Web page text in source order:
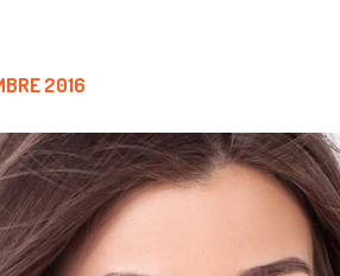
0 ELEMENTI
2016